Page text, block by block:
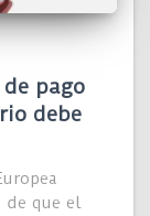
pago
debe
de que el